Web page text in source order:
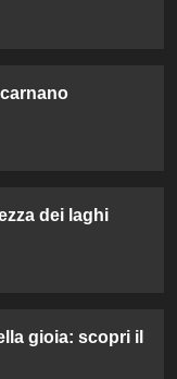
dei laghi
gioia: scopri il